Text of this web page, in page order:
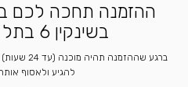
ההזמנה תחכה לכם
בשינקין 6 בתל אביב
ברגע
להגיע ולאסוף